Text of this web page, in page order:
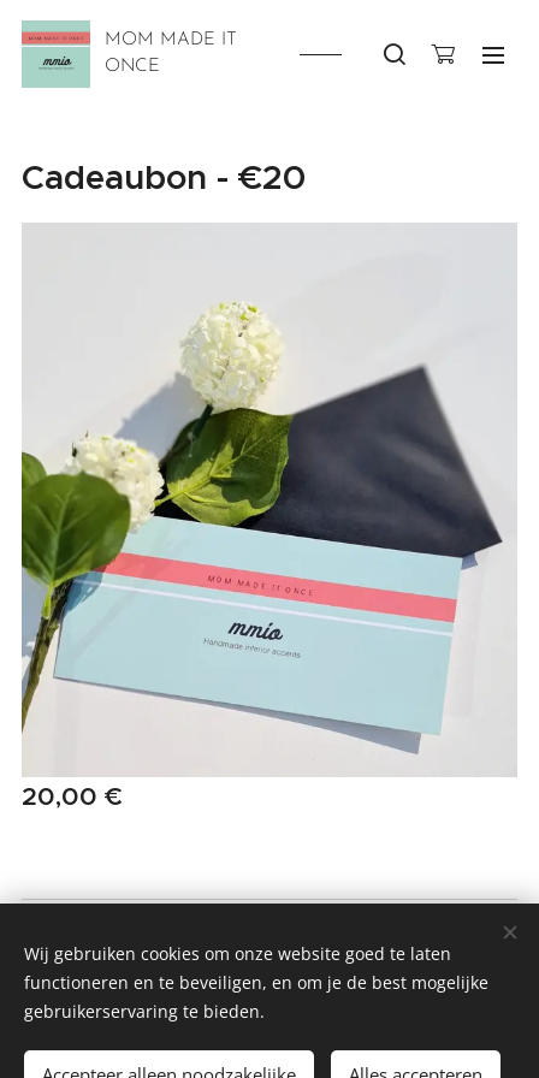
MOM MADE IT
ONCE
Cadeaubon - €20
20,00 €
Alle rechten voorbehouden 2022
Algemene Voorwaarden & Privacybeleid
Wij gebruiken cookies om onze website goed te laten
functioneren en te beveiligen, en om je de best mogelijke
gebruikerservaring te bieden.